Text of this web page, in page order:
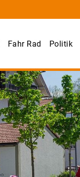
Fahr Rad Politik